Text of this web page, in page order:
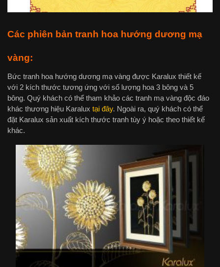
Các phiên bản tranh hoa hướng dương mạ
vàng:
Bức tranh hoa hướng dương mạ vàng được Karalux thiết kế
với 2 kích thước tương ứng với số lượng hoa 3 bông và 5
bông. Quý khách có thể tham khảo các tranh mạ vàng độc đáo
khác thương hiệu Karalux tại đây. Ngoài ra, quý khách có thể
đặt Karalux sản xuất kích thước tranh tùy ý hoặc theo thiết kế
khác.